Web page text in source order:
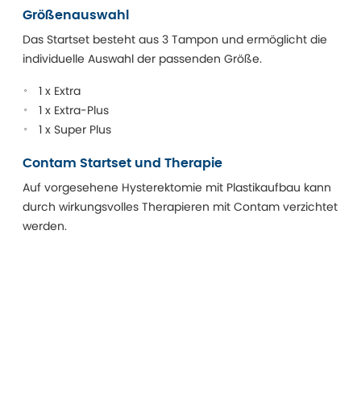
Größenauswahl
Das Startset besteht aus 3 Tampon und ermöglicht die
individuelle Auswahl der passenden Größe.
1 x Extra
1 x Extra-Plus
1 x Super Plus
Contam Startset und Therapie
Auf vorgesehene Hysterektomie mit Plastikaufbau kann
durch wirkungsvolles Therapieren mit Contam verzichtet
werden.